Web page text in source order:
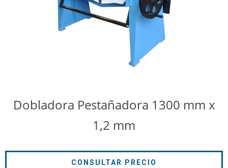
Dobladora Pestañadora 1300 mm x
1,2 mm